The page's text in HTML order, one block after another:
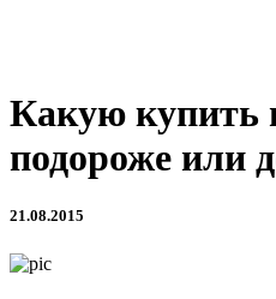
Какую
подороже или
21.08.2015